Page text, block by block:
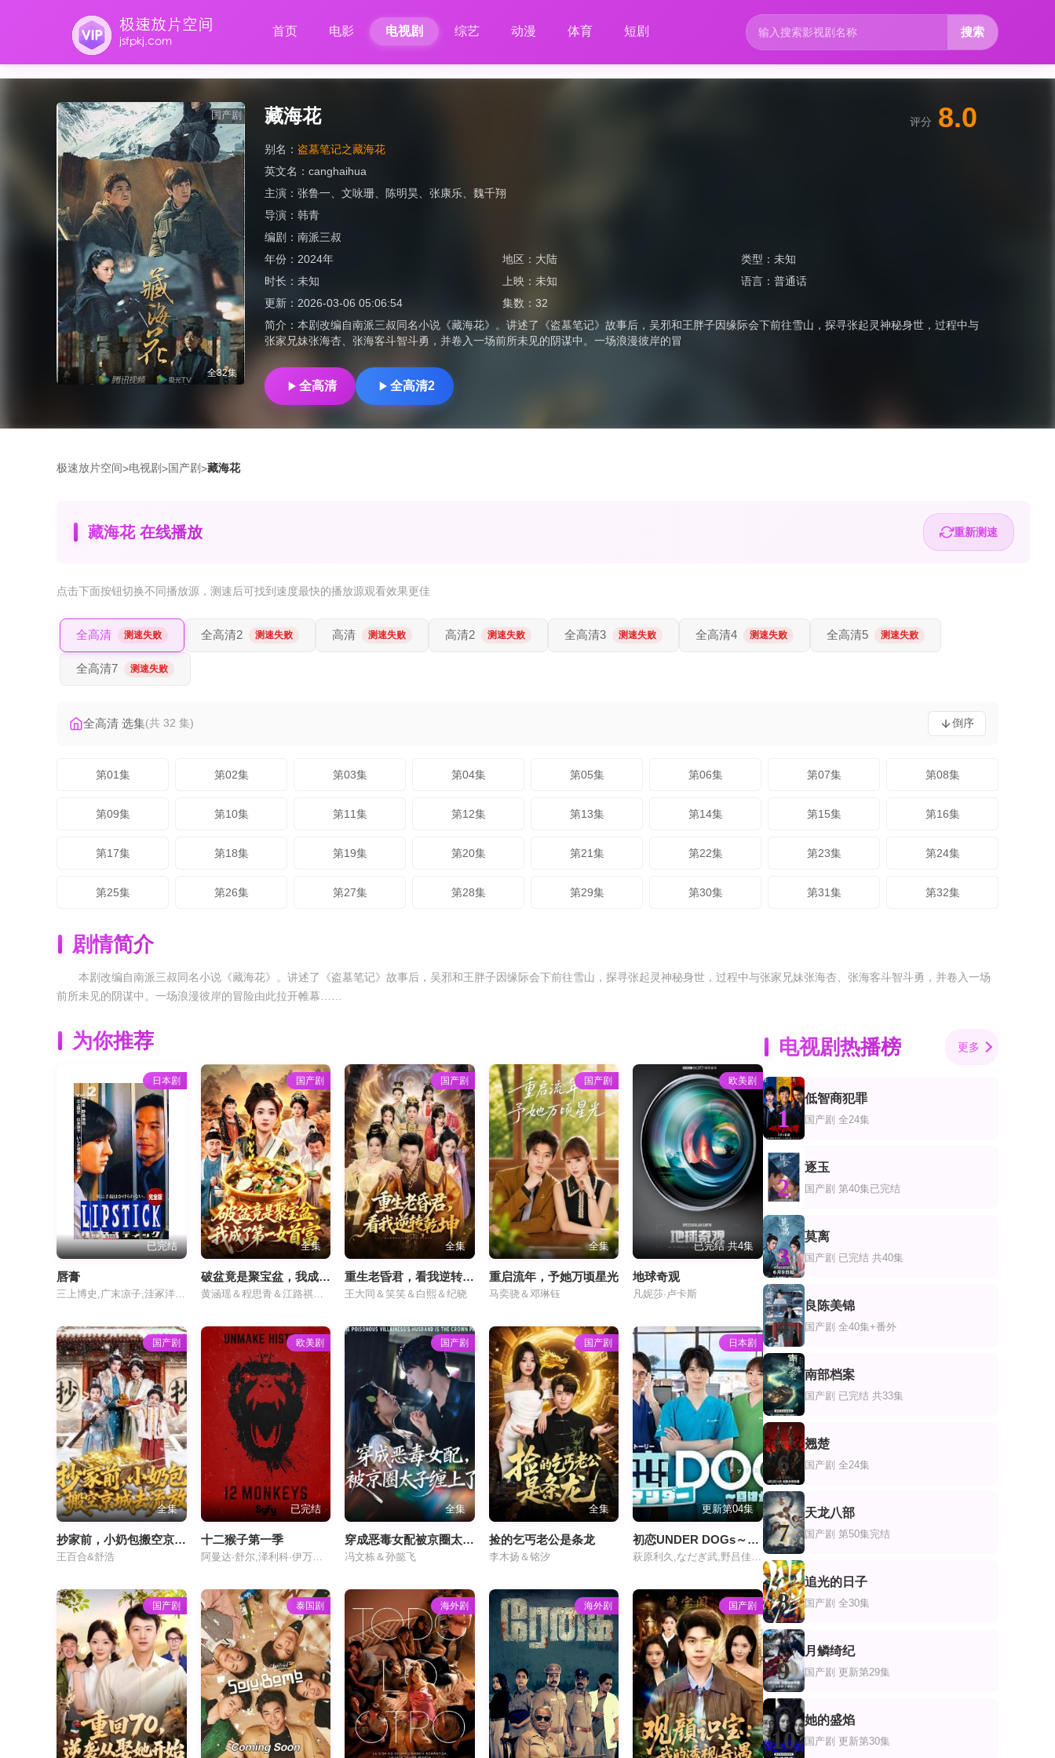
首页 电影 电视剧 综艺 动漫 体育 短剧 搜索
国产剧
全32集
藏海花
别名： 盗墓笔记之藏海花
英文名： canghaihua
主演： 张鲁一 文咏珊 陈明昊 张康乐
魏千翔
导演： 韩青
编剧： 南派三叔
年份： 2024年 地区： 大陆 类型： 未知
时长： 未知 上映：未知 语言： 普通话
更新： 2026-03-06 05:06:54 集数：32
简介： 本剧改编自南派三叔同名小说《藏海花》。讲述了《盗墓笔记》故事后，吴邪和王胖子因缘际会下前往雪山，探寻张起灵神秘身世，过程中与
张家兄妹张海杏、张海客斗智斗勇，并卷入一场前所未见的阴谋中。一场浪漫彼岸的冒
评分 8.0
全高清 全高清2
极速放片空间>电视剧>国产剧>藏海花
藏海花 在线播放 重新测速
点击下面按钮切换不同播放源 ，测速后可找到速度最快的播放源观看效果更佳
全高清 测速失败 全高清2 测速失败 高清 测速失败 高清2 测速失败 全高清3 测速失败 全高清4 测速失败 全高清5 测速失败
全高清7 测速失败
全高清 选集(共 32 集) 倒序
第01集 第02集 第03集 第04集 第05集 第06集 第07集 第08集
第09集 第10集 第11集 第12集 第13集 第14集 第15集 第16集
第17集 第18集 第19集 第20集 第21集 第22集 第23集 第24集
第25集 第26集 第27集 第28集 第29集 第30集 第31集 第32集
剧情简介
本剧改编自南派三叔同名小说《藏海花》。讲述了《盗墓笔记》故事后，吴邪和王胖子因缘际会下前往雪山，探寻张起灵神秘身世，过程中与张家兄妹张海杏、张海客斗智斗勇，并卷入一场
前所未见的阴谋中。一场浪漫彼岸的冒险由此拉开帷幕……
为你推荐
日本剧
已完结
唇膏
三上博史,广末凉子,洼冢洋介,池胁千鹤,伊藤步,石田壹成,中村爱美,麻生祐未,田中美奈子,吉本多香美,夏八木勋
国产剧
全集
破盆竟是聚宝盆，我成了第一女首富
黄涵瑶＆程思青＆江路祺＆刘长瑜
国产剧
全集
重生老昏君，看我逆转乾坤
王大同＆笑笑＆白熙＆纪晓
国产剧
全集
重启流年，予她万顷星光
马奕骁＆邓琳钰
欧美剧
已完结 共4集
地球奇观
凡妮莎·卢卡斯
国产剧
全集
抄家前，小奶包搬空京城去流放
王百合&舒浩
欧美剧
已完结
十二猴子第一季
阿曼达·舒尔,泽利科·伊万内克,亚伦·斯坦福,柯克·埃斯沃多,汤姆·诺南,香侬·卢西奥,埃米丽·汉普希尔,诺亚·比恩,Jodi,Lyn,Brockton,祖舒华·克洛斯,Lyriq,Bent,Demore,Barnes,芭芭拉·苏科瓦,Romina,D&#039;Ugo,Ricky,Wayne
国产剧
全集
穿成恶毒女配被京圈太子缠上了
冯文栋＆孙懿飞
国产剧
全集
捡的乞丐老公是条龙
李木扬＆铭汐
日本剧
更新第04集
初恋UNDER DOGs～败犬与初恋～
国产剧 泰国剧 海外剧 海外剧 国产剧
电视剧热播榜 更多
1
低智商犯罪
国产剧 全24集
2
逐玉
国产剧 第40集已完结
3
莫离
国产剧 已完结 共40集
4
良陈美锦
国产剧 全40集+番外
5
南部档案
国产剧 已完结 共33集
6
翘楚
国产剧 全24集
7
天龙八部
国产剧 第50集完结
8
追光的日子
国产剧 全30集
9
月鳞绮纪
国产剧 更新第29集
10
她的盛焰
国产剧 更新第30集